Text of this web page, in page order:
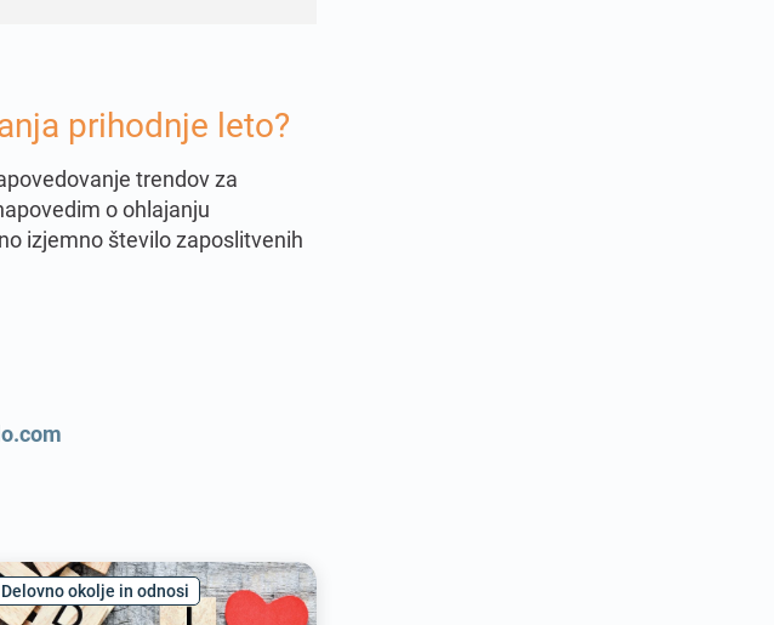
prihodnje leto?
trendov za
o ohlajanju
izjemno število zaposlitvenih
Delovno okolje in odnosi